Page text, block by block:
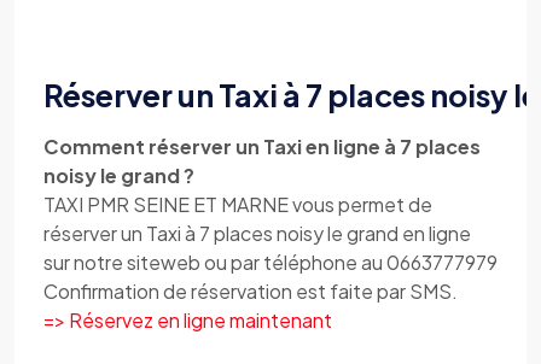
Réserver un Taxi à 7 places noisy
Comment réserver un Taxi en ligne à 7 places
noisy le grand ?
TAXI PMR SEINE ET MARNE vous permet de
réserver un Taxi à 7 places noisy le grand en ligne
sur notre siteweb ou par téléphone au 0663777979
Confirmation de réservation est faite par SMS.
=> Réservez en ligne maintenant